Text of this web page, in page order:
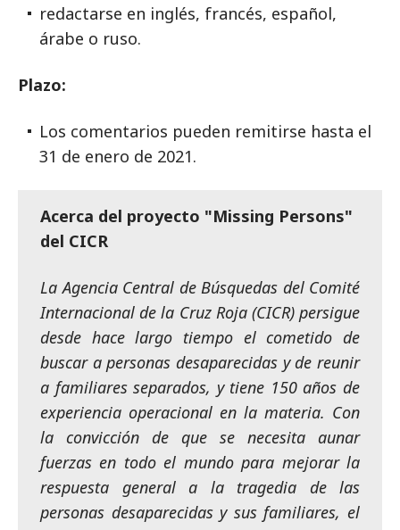
redactarse en inglés, francés, español,
árabe o ruso.
Plazo:
Los comentarios pueden remitirse hasta el
31 de enero de 2021.
Acerca del proyecto "Missing Persons"
del CICR
La Agencia Central de Búsquedas del Comité
Internacional de la Cruz Roja (CICR) persigue
desde hace largo tiempo el cometido de
buscar a personas desaparecidas y de reunir
a familiares separados, y tiene 150 años de
experiencia operacional en la materia. Con
la convicción de que se necesita aunar
fuerzas en todo el mundo para mejorar la
respuesta general a la tragedia de las
personas desaparecidas y sus familiares, el